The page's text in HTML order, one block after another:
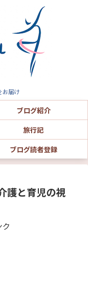
お届け
ブログ紹介
旅行記
ブログ読者登録
護と育児の視